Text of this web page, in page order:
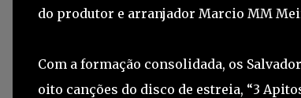
do produtor e arranjador Marcio MM
Com a formação consolidada, os
oito canções do disco de estreia, “3